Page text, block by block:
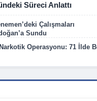
Süreci Anlattı
Çalışmaları
Sundu
Operasyonu: 71 İlde